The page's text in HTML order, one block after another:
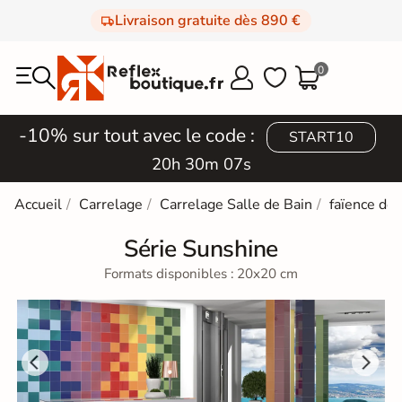
Livraison gratuite dès 890 €
  0
-10% sur tout avec le code : START10
20h 30m 06s
Accueil Carrelage Carrelage Salle de Bain faïence
Série Sunshine
Formats disponibles : 20x20 cm